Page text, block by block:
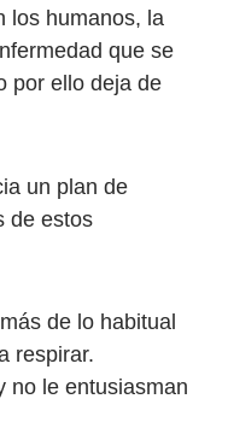
los humanos, la
que se
por ello deja de
un plan de
de estos
de lo habitual
respirar.
no le entusiasman